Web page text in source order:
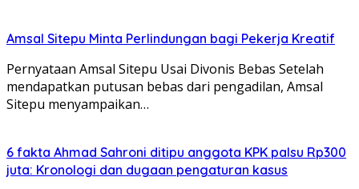
Amsal Sitepu Minta Perlindungan bagi Pekerja Kreatif
Pernyataan Amsal Sitepu Usai Divonis Bebas Setelah
mendapatkan putusan bebas dari pengadilan, Amsal
Sitepu menyampaikan…
6 fakta Ahmad Sahroni ditipu anggota KPK palsu Rp300
juta: Kronologi dan dugaan pengaturan kasus